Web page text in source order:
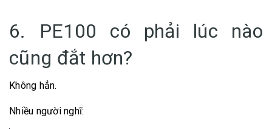
6. PE100 có phải lúc nào
cũng đắt hơn?
Không hẳn.
Nhiều người nghĩ: